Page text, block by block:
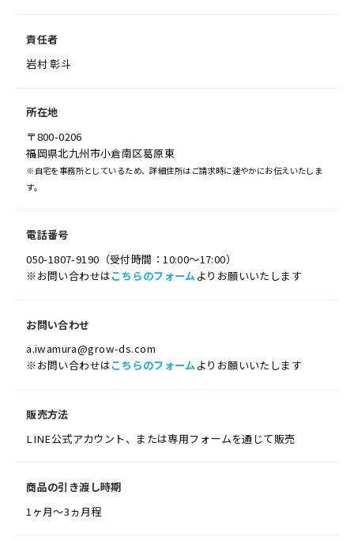
責任者
岩村 彰斗
所在地
〒800-0206
福岡県北九州市小倉南区葛原東
※自宅を事務所としているため、詳細住所はご請求時に速やかにお伝えいたしま
す。
電話番号
050-1807-9190（受付時間：10:00～17:00）
※お問い合わせはこちらのフォームよりお願いいたします
お問い合わせ
a.iwamura@grow-ds.com
※お問い合わせはこちらのフォームよりお願いいたします
販売方法
LINE公式アカウント、または専用フォームを通じて販売
商品の引き渡し時期
1ヶ月～3ヵ月程